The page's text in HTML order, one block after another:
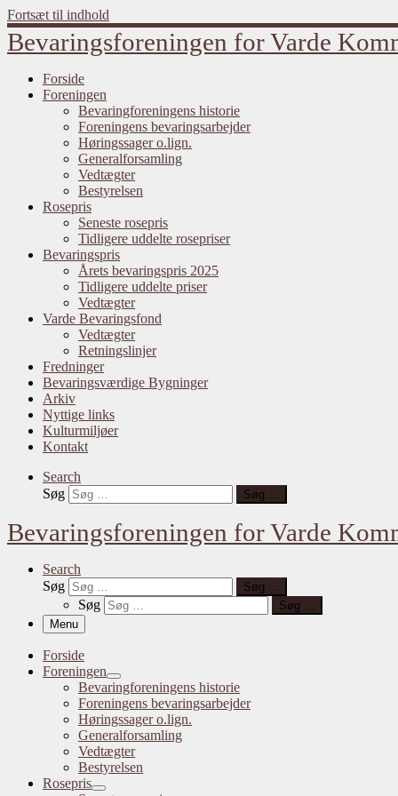
Fortsæt til indhold
Bevaringsforeningen for Varde
Forside
Foreningen
Bevaringforeningens historie
Foreningens bevaringsarbejder
Høringssager o.lign.
Generalforsamling
Vedtægter
Bestyrelsen
Rosepris
Seneste rosepris
Tidligere uddelte rosepriser
Bevaringspris
Årets bevaringspris 2025
Tidligere uddelte priser
Vedtægter
Varde Bevaringsfond
Vedtægter
Retningslinjer
Fredninger
Bevaringsværdige Bygninger
Arkiv
Nyttige links
Kulturmiljøer
Kontakt
Search
Søg
Søg …
Bevaringsforeningen for Varde
Search
Søg
Søg …
Søg
Søg …
Menu
Forside
Foreningen
Bevaringforeningens historie
Foreningens bevaringsarbejder
Høringssager o.lign.
Generalforsamling
Vedtægter
Bestyrelsen
Rosepris